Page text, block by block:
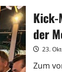
Kick-
der
23.
Zum